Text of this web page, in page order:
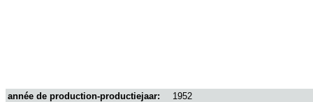
année de production-productiejaar:
1952